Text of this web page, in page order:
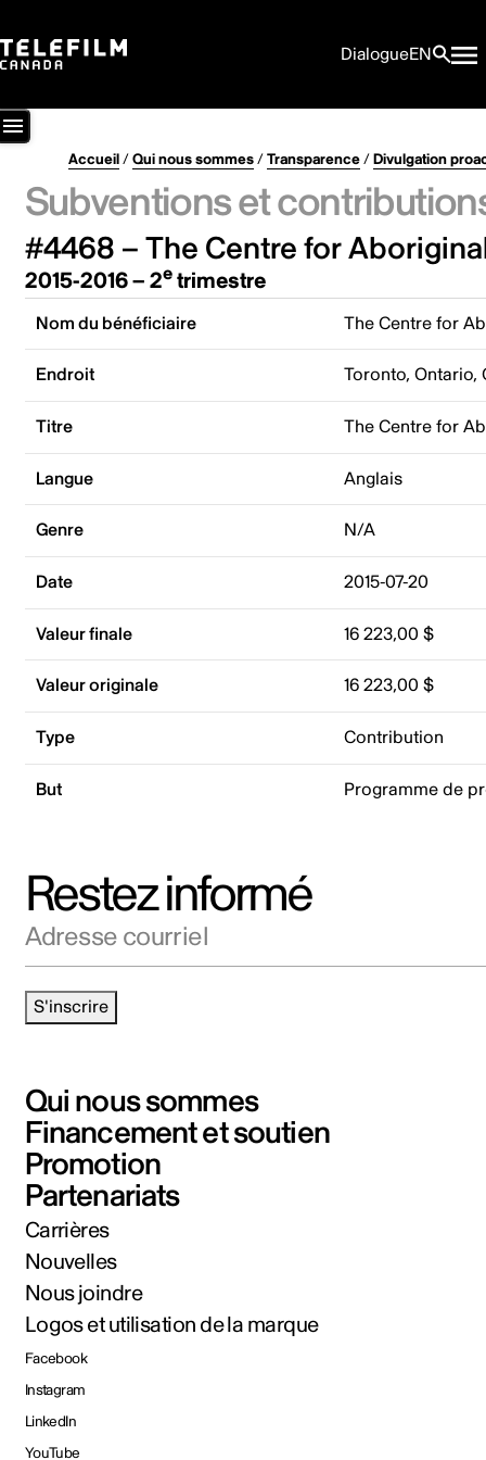
DialogueEN
Accueil/Qui nous sommes/Transparence/Divulgation
Subventions et
#4468 – The Centre for
2015-2016 – 2etrimestre
Nom du bénéficiaire The Centre for
Endroit Toronto, Ontario,
Titre The Centre for
Langue Anglais
Genre N/A
Date 2015-07-20
Valeur finale 16 223,00 $
Valeur originale 16 223,00 $
Type Contribution
But Programme de
Restez informé
S'inscrire
Qui nous sommes
Financement et soutien
Promotion
Partenariats
Carrières
Nouvelles
Nous joindre
Logos et utilisation de la marque
Facebook
Instagram
LinkedIn
YouTube